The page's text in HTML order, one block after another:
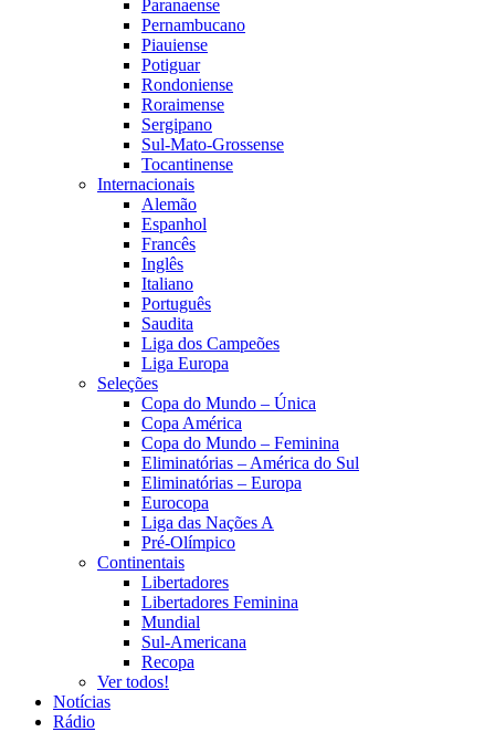
Paranaense
Pernambucano
Piauiense
Potiguar
Rondoniense
Roraimense
Sergipano
Sul-Mato-Grossense
Tocantinense
Internacionais
Alemão
Espanhol
Francês
Inglês
Italiano
Português
Saudita
Liga dos Campeões
Liga Europa
Seleções
Copa do Mundo – Única
Copa América
Copa do Mundo – Feminina
Eliminatórias – América do Sul
Eliminatórias – Europa
Eurocopa
Liga das Nações A
Pré-Olímpico
Continentais
Libertadores
Libertadores Feminina
Mundial
Sul-Americana
Recopa
Ver todos!
Notícias
Rádio